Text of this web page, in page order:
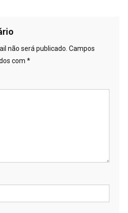
não será publicado. Campos
com *